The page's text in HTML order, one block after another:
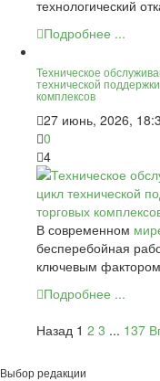
технологический
Подробнее ...
Техническое
технической
комплексов
27 июнь, 2026,
0
4
В современном
бесперебойная
ключевым
Подробнее ...
Назад 1 2 3 ... 137
Выбор редакции